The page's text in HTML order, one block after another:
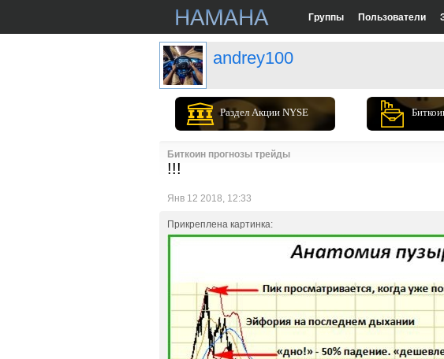
Группы Пользователи
andrey100
Раздел Акции NYSE
Биткоин прогнозы трейды
!!!
Янв 12 2018, 12:33
Прикреплена картинка: